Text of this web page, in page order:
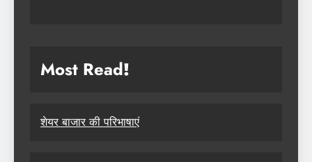
Most Read!
शेयर बाजार की परिभाषाएं